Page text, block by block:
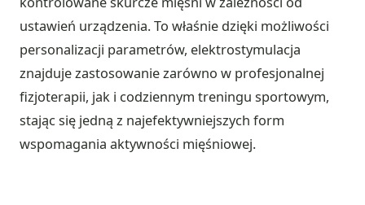
ustawień urządzenia. To właśnie dzięki możliwości
personalizacji parametrów, elektrostymulacja
znajduje zastosowanie zarówno w profesjonalnej
fizjoterapii, jak i codziennym treningu sportowym,
stając się jedną z najefektywniejszych form
wspomagania aktywności mięśniowej.